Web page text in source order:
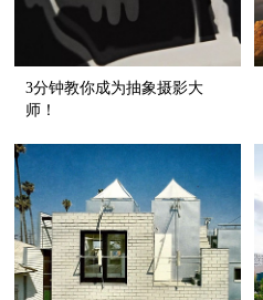
3分钟教你成为抽象摄影大
师！